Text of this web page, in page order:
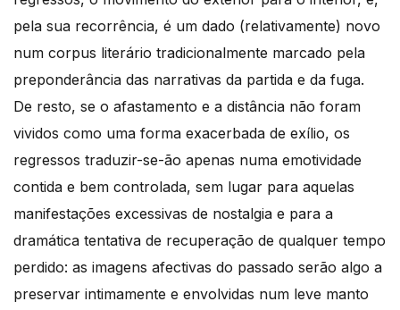
pela sua recorrência, é um dado (relativamente) novo
num corpus literário tradicionalmente marcado pela
preponderância das narrativas da partida e da fuga.
De resto, se o afastamento e a distância não foram
vividos como uma forma exacerbada de exílio, os
regressos traduzir-se-ão apenas numa emotividade
contida e bem controlada, sem lugar para aquelas
manifestações excessivas de nostalgia e para a
dramática tentativa de recuperação de qualquer tempo
perdido: as imagens afectivas do passado serão algo a
preservar intimamente e envolvidas num leve manto